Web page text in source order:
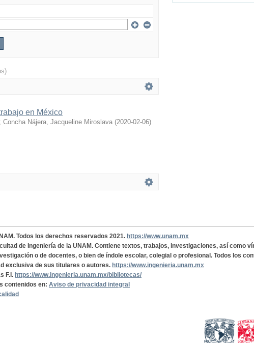
en México
; Concha Nájera, Jacqueline Miroslava (2020-02-06)
Todos los derechos reservados 2021. https://www.unam.mx
de Ingeniería de la UNAM. Contiene textos, trabajos, investigaciones, así como
o de docentes, o bien de índole escolar, colegial o profesional. Todos los
exclusiva de sus titulares o autores. https://www.ingenieria.unam.mx
F.I. https://www.ingenieria.unam.mx/bibliotecas/
contenidos en: Aviso de privacidad integral